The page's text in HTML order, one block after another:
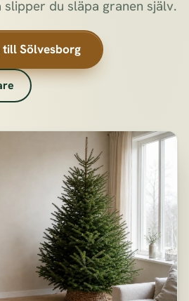
slipper du släpa granen själv.
Sölvesborg